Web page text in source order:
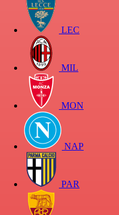
LEC
MIL
MON
NAP
PAR